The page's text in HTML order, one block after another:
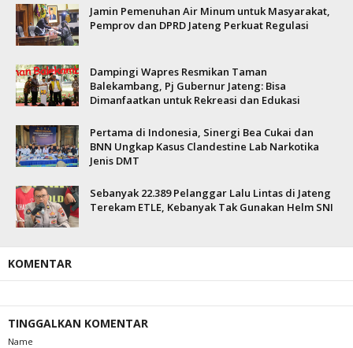
Jamin Pemenuhan Air Minum untuk Masyarakat,
Pemprov dan DPRD Jateng Perkuat Regulasi
Dampingi Wapres Resmikan Taman
Balekambang, Pj Gubernur Jateng: Bisa
Dimanfaatkan untuk Rekreasi dan Edukasi
Pertama di Indonesia, Sinergi Bea Cukai dan
BNN Ungkap Kasus Clandestine Lab Narkotika
Jenis DMT
Sebanyak 22.389 Pelanggar Lalu Lintas di Jateng
Terekam ETLE, Kebanyak Tak Gunakan Helm SNI
KOMENTAR
TINGGALKAN KOMENTAR
Name